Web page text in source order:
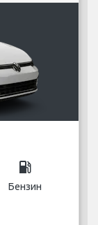
local_gas_station
Бензин